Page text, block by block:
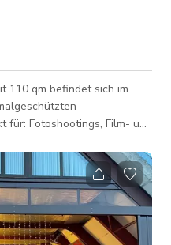
110 qm befindet sich im
Fotoshootings, Film- und
Der Raum liegt in einem
Berlins und ist gut mit
Ausstattung: Der
Decken (2,70 m–3,50